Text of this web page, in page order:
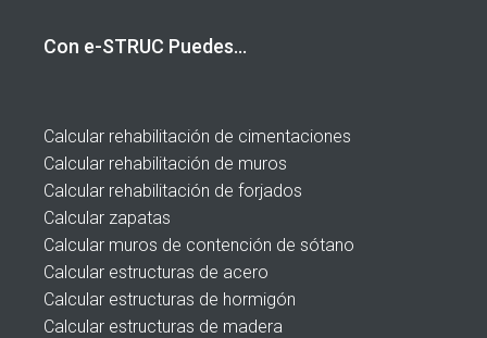
Con e-STRUC Puedes…
Calcular rehabilitación de cimentaciones
Calcular rehabilitación de muros
Calcular rehabilitación de forjados
Calcular zapatas
Calcular muros de contención de sótano
Calcular estructuras de acero
Calcular estructuras de hormigón
Calcular estructuras de madera